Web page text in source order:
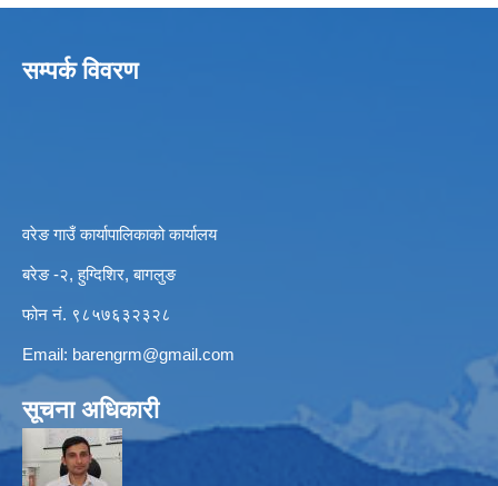
सम्पर्क विवरण
वरेङ गाउँ कार्यापालिकाको कार्यालय
बरेङ -२, हुग्दिशिर, बागलुङ
फोन नं. ९८५७६३२३२८
Email: barengrm@gmail.com
सूचना अधिकारी